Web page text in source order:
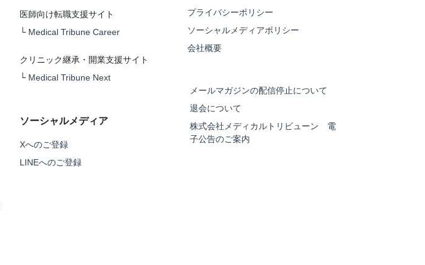
医師向け転職支援サイト
└ Medical Tribune Career
クリニック継承・開業支援サイト
└ Medical Tribune Next
ソーシャルメディア
Xへのご登録
LINEへのご登録
プライバシーポリシー
ソーシャルメディアポリシー
会社概要
メールマガジンの配信停止について
退会について
株式会社メディカルトリビューン 電
子公告のご案内